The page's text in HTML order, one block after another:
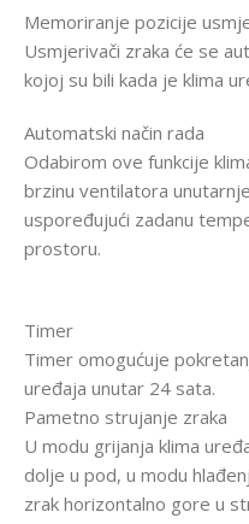
Memoriranje pozicije
Usmjerivači zraka će se
kojoj su bili kada je klima
Automatski način rada
Odabirom ove funkcije
brzinu ventilatora
uspoređujući zadanu
prostoru.
Timer
Timer omogućuje
uređaja unutar 24 sata.
Pametno strujanje zraka
U modu grijanja klima
dolje u pod, u modu
zrak horizontalno gore u